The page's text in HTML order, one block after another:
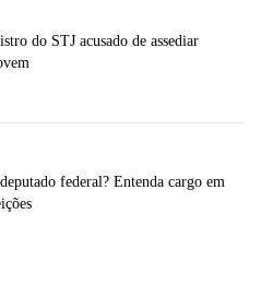
do STJ acusado de assediar
federal? Entenda cargo em